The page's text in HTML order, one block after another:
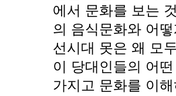
에서 문화를 보는
의 음식문화와 어
선시대 못은 왜 모
이 당대인들의 어
가지고 문화를 이